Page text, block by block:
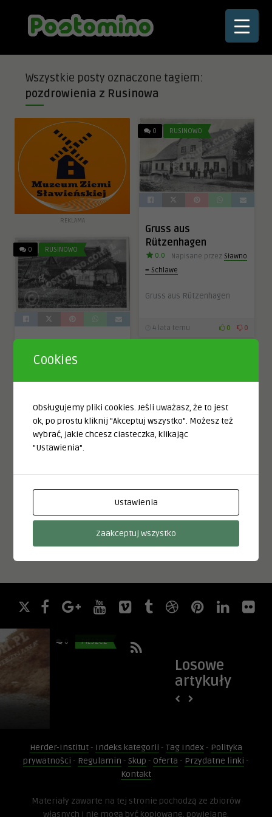
☰
Wszystkie posty oznaczone tagiem:
pozdrowienia z Rusinowa
REKLAMA
0 RUSINOWO
Gruss aus
Rützenhagen
0.0 Napisane przez Sławno
= Schlawe
Gruss aus Rützenhagen
4 lata temu 0 0
0 RUSINOWO
Rusinowie
Chata dymna w Rusinowie
koło Jarosławca na
Pomorzu. Informacje
Losowe
artykuły
0 PIESZCZ
Sławno = Schlawe 0.0
Pieszcz dzień dobry
Herder-Institut - Indeks kategorii - Tag Index - Polityka
prywatności - Regulamin - Skup - Oferta - Przydatne linki -
Kontakt
Materiały zawarte na tej stronie pochodzą ze zbiorów
własnych i nie mogą być kopiowane, powielane,
Cookies
Obsługujemy pliki cookies. Jeśli uważasz, że to jest
ok, po prostu kliknij "Akceptuj wszystko". Możesz też
wybrać, jakie chcesz ciasteczka, klikając
"Ustawienia".
Ustawienia
Zaakceptuj wszystko